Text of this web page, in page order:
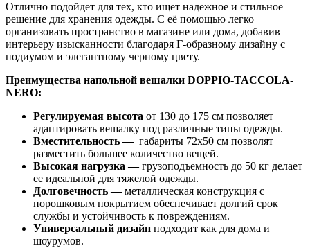
Отлично подойдет для тех, кто ищет надежное и стильное
решение для хранения одежды. С её помощью легко
организовать пространство в магазине или дома, добавив
интерьеру изысканности благодаря Г-образному дизайну с
подиумом и элегантному черному цвету.
Преимущества напольной вешалки DOPPIO-TACCOLA-
NERO:
Регулируемая высота от 130 до 175 см позволяет
адаптировать вешалку под различные типы одежды.
Вместительность — габариты 72x50 см позволят
разместить большее количество вещей.
Высокая нагрузка —грузоподъемность до 50 кг делает
ее идеальной для тяжелой одежды.
Долговечность —металлическая конструкция с
порошковым покрытием обеспечивает долгий срок
службы и устойчивость к повреждениям.
Универсальный дизайн подходит как для дома и
шоурумов.